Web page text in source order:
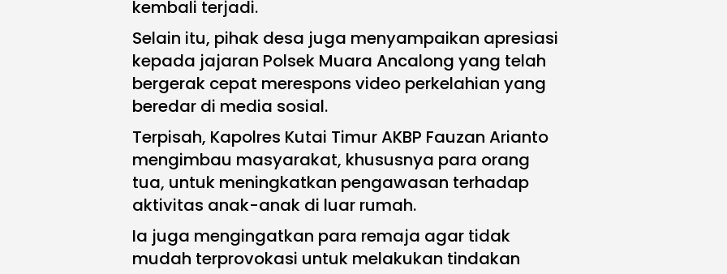
kembali terjadi.
Selain itu, pihak desa juga menyampaikan apresiasi
kepada jajaran Polsek Muara Ancalong yang telah
bergerak cepat merespons video perkelahian yang
beredar di media sosial.
Terpisah, Kapolres Kutai Timur AKBP Fauzan Arianto
mengimbau masyarakat, khususnya para orang
tua, untuk meningkatkan pengawasan terhadap
aktivitas anak-anak di luar rumah.
Ia juga mengingatkan para remaja agar tidak
mudah terprovokasi untuk melakukan tindakan